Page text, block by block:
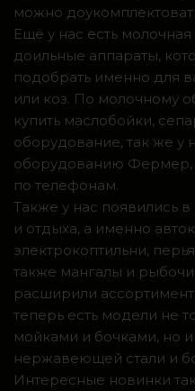
можно
Ещё у нас есть
доильные аппараты,
подобрать именно для
или коз. По молочному
купить маслобойки,
оборудование, так же у
оборудованию Фермер,
по телефонам.
Также у нас появились
и отдыха, а именно
электрокоптильни,
также мангалы и
расширили
теперь есть модели не
мойками и бочками, но
нержавеющей стали и
Интересные новинки